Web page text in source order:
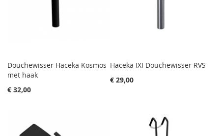
Douchewisser Haceka Kosmos
met haak
€ 32,00
Haceka IXI Douchewisser RVS
€ 29,00